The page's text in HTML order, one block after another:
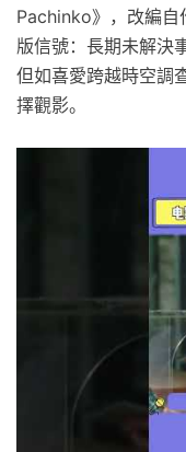
Pachinko》，改編自
版信號：長期未解決
但如喜愛跨越時空調
擇觀影。